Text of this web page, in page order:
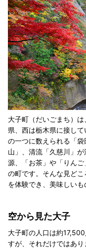
大子町（だいごまち）
県、西は栃木県に接し
の一つに数えられる「
山」、清流「久慈川」
源、「お茶」や「りん
の町です。そんな見ど
を体験でき、美味しいも
空から見た大子
大子町の人口は約
すが、それだけではあ